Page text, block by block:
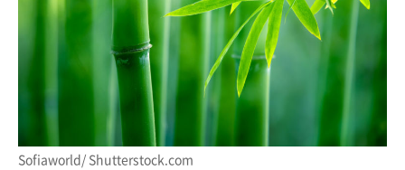
Sofiaworld/ Shutterstock.com